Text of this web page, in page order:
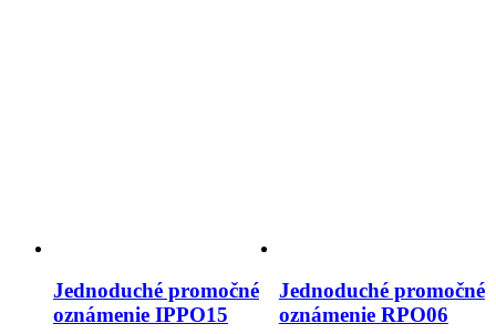
Jednoduché promočné
oznámenie IPPO15
Jednoduché promočné
oznámenie RPO06